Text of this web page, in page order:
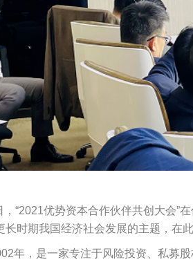
“2021优势资本合作伙伴共创大会”
长时期我国经济社会发展的主题，在
年，是一家专注于风险投资、私募